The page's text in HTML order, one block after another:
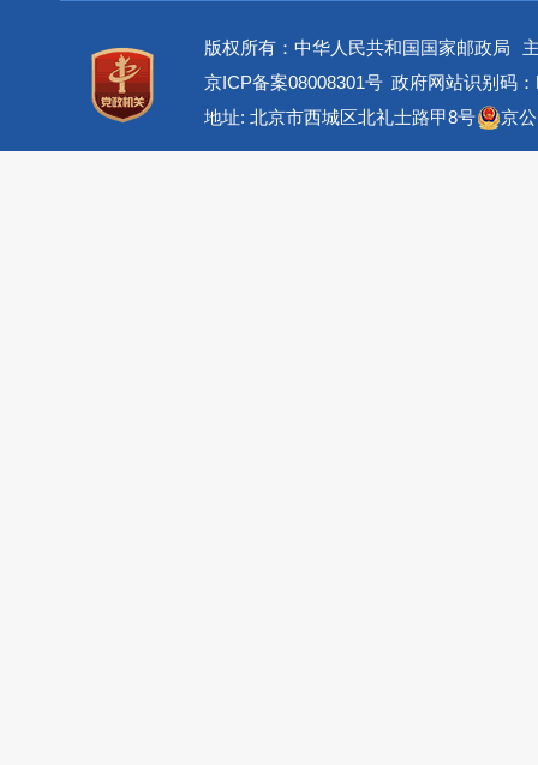
版权所有：中华人民共和国国家邮政局
京ICP备案08008301号 政府网站识别码
地址: 北京市西城区北礼士路甲8号
京